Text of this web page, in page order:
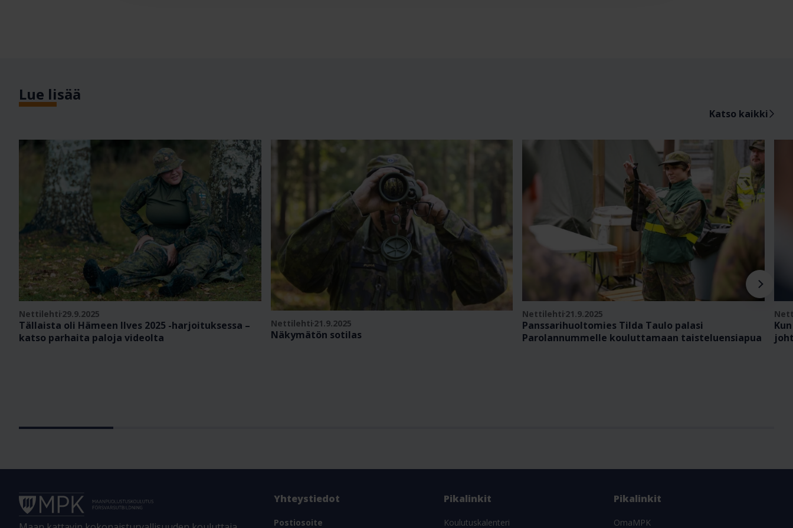
Lue lisää
Katso kaikki
Nettilehti 29.9.2025
Tällaista oli Hämeen Ilves 2025 -harjoituksessa –
katso parhaita paloja videolta
Nettilehti21.9.2025
Näkymätön sotilas
Nettilehti21.9.2025
Panssarihuoltomies Tilda Taulo palasi
Parolannummelle kouluttamaan taisteluensiapua
Yhteystiedot
Postiosoite
Pikalinkit
Koulutuskalenteri
Pikalinkit
OmaMPK